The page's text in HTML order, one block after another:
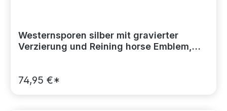
Westernsporen silber mit gravierter
Verzierung und Reining horse Emblem,
74,95 €*